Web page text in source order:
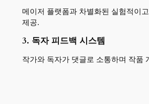
메이저 플랫폼과 차별화된 실험적이
제공.
3. 독자 피드백 시스템
작가와 독자가 댓글로 소통하며 작품